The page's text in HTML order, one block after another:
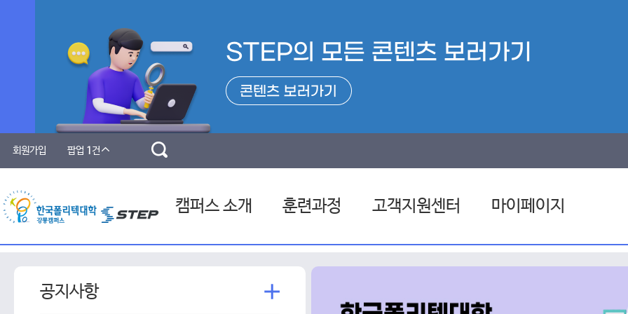
회원가입 팝업 1 건
캠퍼스 소개 훈련과정
전체훈련과정
고객지원센터
공지사항
마이페이지
관심과정
공지사항
더